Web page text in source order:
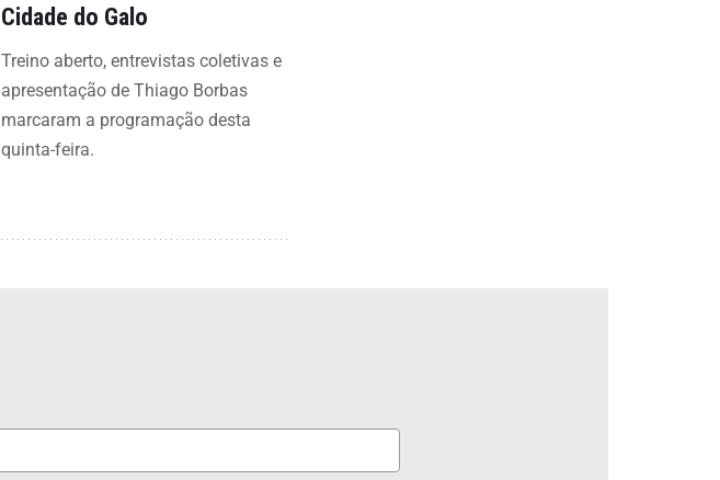
Cidade do Galo
Treino aberto, entrevistas coletivas e
apresentação de Thiago Borbas
marcaram a programação desta
quinta-feira.